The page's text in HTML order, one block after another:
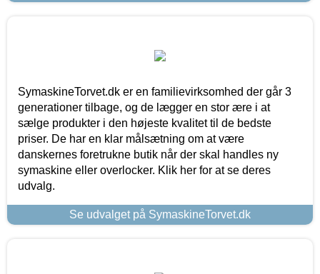
SymaskineTorvet.dk er en familievirksomhed der går 3
generationer tilbage, og de lægger en stor ære i at
sælge produkter i den højeste kvalitet til de bedste
priser. De har en klar målsætning om at være
danskernes foretrukne butik når der skal handles ny
symaskine eller overlocker. Klik her for at se deres
udvalg.
Se udvalget på SymaskineTorvet.dk